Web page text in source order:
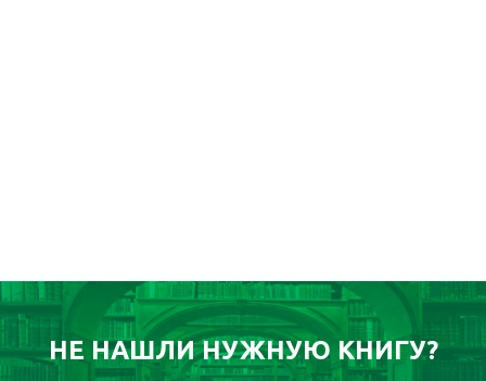
НЕ НАШЛИ НУЖНУЮ КНИГУ?